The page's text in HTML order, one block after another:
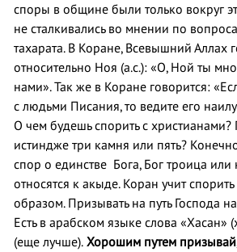
споры в общине были только вокруг
не сталкивались во мнении по
тахарата. В Коране, Всевышний Аллах
относительно Ноя (а.с.): «О, Ной ты
нами». Так же в Коране говорится:
с людьми Писания, то ведите его
О чем будешь спорить с христианами?
истиндже три камня или пять? Конечно
спор о единстве Бога, Бог троица или
относятся к акыде. Коран учит
образом. Призывать на путь Господа
Есть в арабском языке слова «Хасан»
(еще лучше). Хорошим путем